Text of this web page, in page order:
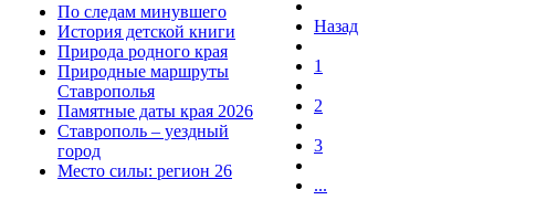
По следам минувшего
История детской книги
Природа родного края
Природные маршруты
Ставрополья
Памятные даты края 2026
Ставрополь – уездный
город
Место силы: регион 26
Назад
1
2
3
...